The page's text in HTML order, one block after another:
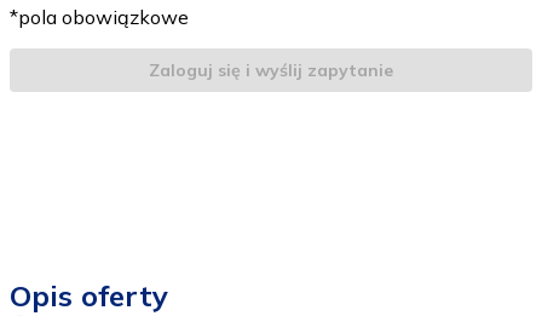
*pola obowiązkowe
Zaloguj się i wyślij zapytanie
Opis oferty